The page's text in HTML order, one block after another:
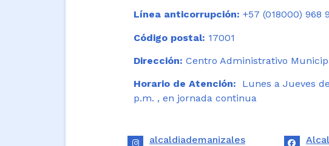
Línea anticorrupción: +57 (018000) 968
Código postal: 17001
Dirección: Centro Administrativo
Horario de Atención: Lunes a Jueves
p.m. , en jornada continua
alcaldiademanizales